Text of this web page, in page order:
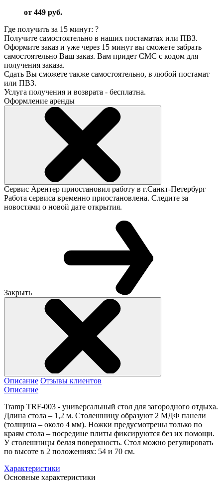
от 449 руб.
Где получить за 15 минут: ?
Получите самостоятельно в наших постаматах или ПВЗ.
Оформите заказ и уже через 15 минут вы сможете забрать
самостоятельно Ваш заказ. Вам придет СМС с кодом для
получения заказа.
Сдать Вы сможете также самостоятельно, в любой постамат
или ПВЗ.
Услуга получения и возврата - бесплатна.
Оформление аренды
Сервис Арентер приостановил работу в г.Санкт-Петербург
Работа сервиса временно приостановлена. Следите за
новостями о новой дате открытия.
Закрыть
Описание Отзывы клиентов
Описание
Tramp TRF-003 - универсальный стол для загородного отдыха.
Длина стола – 1,2 м. Столешницу образуют 2 МДФ панели
(толщина – около 4 мм). Ножки предусмотрены только по
краям стола – посредине плиты фиксируются без их помощи.
У столешницы белая поверхность. Стол можно регулировать
по высоте в 2 положениях: 54 и 70 см.
Характеристики
Основные характеристики